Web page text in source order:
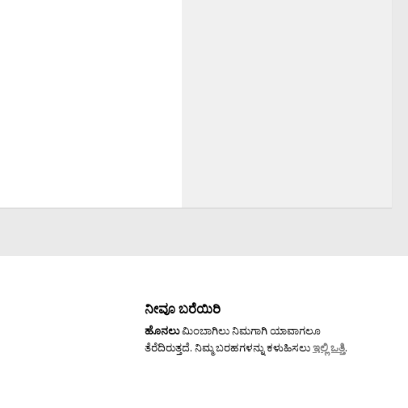
ನೀವೂ ಬರೆಯಿರಿ
ಹೊನಲುಮಿಂಬಾಗಿಲು ನಿಮಗಾಗಿ ಯಾವಾಗಲೂ
ತೆರೆದಿರುತ್ತದೆ. ನಿಮ್ಮ ಬರಹಗಳನ್ನು ಕಳುಹಿಸಲುಇಲ್ಲಿ ಒತ್ತಿ.